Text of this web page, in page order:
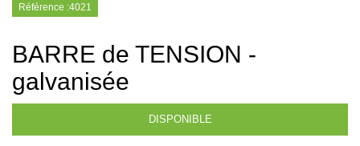
Référence :4021
BARRE de TENSION -
galvanisée
DISPONIBLE